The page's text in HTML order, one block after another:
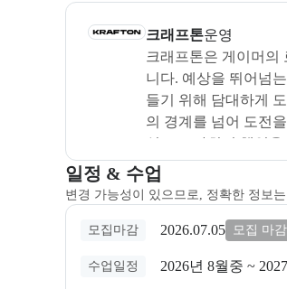
크래프톤은(는) 본 부트캠프의
크래프톤운영
크래프톤은 게이머의
니다. 예상을 뛰어넘
들기 위해 담대하게
의 경계를 넘어 도전
식으로 사회적 책임
인재 양성을 위해 설
축 성장 커리큘럼을
일정 & 수업
변경 가능성이 있으므로, 정확한 정보
교육과정 일정과 모집 상태에 따른
모집마감 2026.07.05 모집 마감
수업일정 2026년 8월중 ~